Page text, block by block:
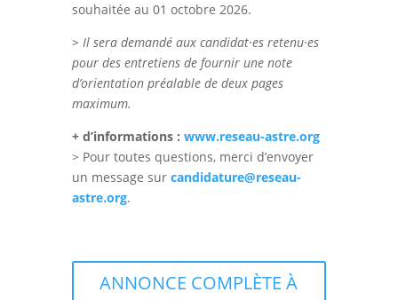
souhaitée au 01 octobre 2026.
> Il sera demandé aux candidat·es retenu·es
pour des entretiens de fournir une note
d’orientation préalable de deux pages
maximum.
+ d’informations : www.reseau-astre.org
> Pour toutes questions, merci d’envoyer
un message sur candidature@reseau-
astre.org.
ANNONCE COMPLÈTE À